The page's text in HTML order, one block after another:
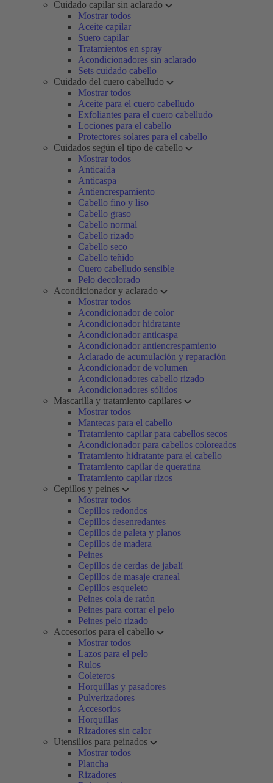
Cuidado capilar sin aclarado
Mostrar todos
Aceite capilar
Suero capilar
Tratamientos en spray
Acondicionadores sin aclarado
Sets cuidado cabello
Cuidado del cuero cabelludo
Mostrar todos
Aceite para el cuero cabelludo
Exfoliantes para el cuero cabelludo
Lociones para el cabello
Protectores solares para el cabello
Cuidados según el tipo de cabello
Mostrar todos
Anticaída
Anticaspa
Antiencrespamiento
Cabello fino y liso
Cabello graso
Cabello normal
Cabello rizado
Cabello seco
Cabello teñido
Cuero cabelludo sensible
Pelo decolorado
Acondicionador y aclarado
Mostrar todos
Acondicionador de color
Acondicionador hidratante
Acondicionador anticaspa
Acondicionador antiencrespamiento
Aclarado de acumulación y reparación
Acondicionador de volumen
Acondicionadores cabello rizado
Acondicionadores sólidos
Mascarilla y tratamiento capilares
Mostrar todos
Mantecas para el cabello
Tratamiento capilar para cabellos secos
Acondicionador para cabellos coloreados
Tratamiento hidratante para el cabello
Tratamiento capilar de queratina
Tratamiento capilar rizos
Cepillos y peines
Mostrar todos
Cepillos redondos
Cepillos desenredantes
Cepillos de paleta y planos
Cepillos de madera
Peines
Cepillos de cerdas de jabalí
Cepillos de masaje craneal
Cepillos esqueleto
Peines cola de ratón
Peines para cortar el pelo
Peines pelo rizado
Accesorios para el cabello
Mostrar todos
Lazos para el pelo
Rulos
Coleteros
Horquillas y pasadores
Pulverizadores
Accesorios
Horquillas
Rizadores sin calor
Utensilios para peinados
Mostrar todos
Plancha
Rizadores